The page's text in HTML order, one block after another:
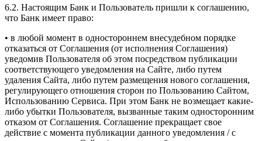
6.2. Настоящим Банк и Пользователь пришли к соглашению,
что Банк имеет право:
• в любой момент в одностороннем внесудебном порядке
отказаться от Соглашения (от исполнения Соглашения)
уведомив Пользователя об этом посредством публикации
соответствующего уведомления на Сайте, либо путем
удаления Сайта, либо путем размещения нового соглашения,
регулирующего отношения сторон по Пользованию Сайтом,
Использованию Сервиса. При этом Банк не возмещает какие-
либо убытки Пользователя, вызванные таким односторонним
отказом от Соглашения. Соглашение прекращает свое
действие с момента публикации данного уведомления / с